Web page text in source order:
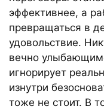
эффективнее, а
превращаться в
удовольствие.
вечно
игнорирует
изнутри
тоже не стоит. В